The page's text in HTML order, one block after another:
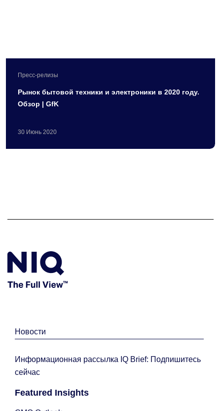
Пресс-релизы
Рынок бытовой техники и электроники в 2020 году.
Обзор | GfK
30 Июнь 2020
Новости
Информационная рассылка IQ Brief: Подпишитесь
сейчас
Featured Insights